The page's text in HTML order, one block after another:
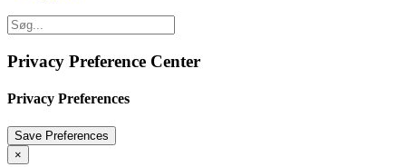
Privacy Preference Center
Privacy Preferences
×